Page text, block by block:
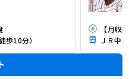
歩10分）
【月収